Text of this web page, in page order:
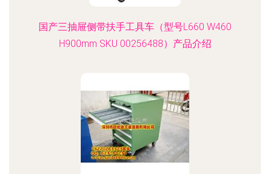
国产三抽屉侧带扶手工具车（型号L660 W460
H900mm SKU 00256488）产品介绍